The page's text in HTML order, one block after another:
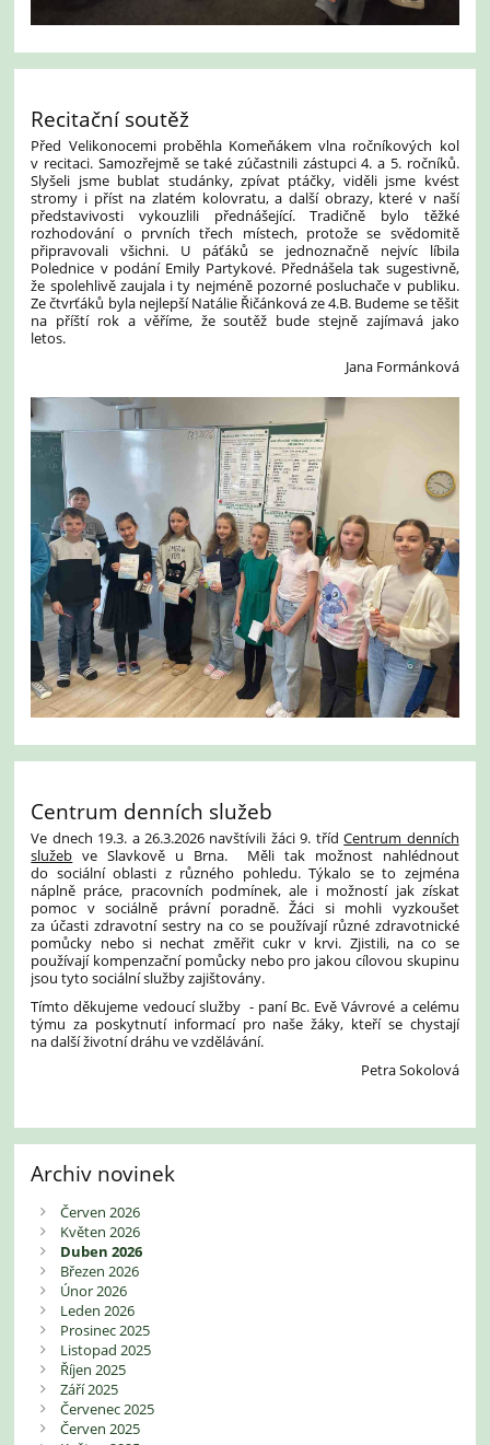
Recitační soutěž
Před Velikonocemi proběhla Komeňákem vlna ročníkových kol
v recitaci. Samozřejmě se také zúčastnili zástupci 4. a 5. ročníků.
Slyšeli jsme bublat studánky, zpívat ptáčky, viděli jsme kvést
stromy i příst na zlatém kolovratu, a další obrazy, které v naší
představivosti vykouzlili přednášející. Tradičně bylo těžké
rozhodování o prvních třech místech, protože se svědomitě
připravovali všichni. U páťáků se jednoznačně nejvíc líbila
Polednice v podání Emily Partykové. Přednášela tak sugestivně,
že spolehlivě zaujala i ty nejméně pozorné posluchače v publiku.
Ze čtvrťáků byla nejlepší Natálie Řičánková ze 4.B. Budeme se těšit
na příští rok a věříme, že soutěž bude stejně zajímavá jako
letos.
Jana Formánková
Centrum denních služeb
Ve dnech 19.3. a 26.3.2026 navštívili žáci 9. třídCentrum denních
služeb ve Slavkově u Brna. Měli tak možnost nahlédnout
do sociální oblasti z různého pohledu. Týkalo se to zejména
náplně práce, pracovních podmínek, ale i možností jak získat
pomoc v sociálně právní poradně. Žáci si mohli vyzkoušet
za účasti zdravotní sestry na co se používají různé zdravotnické
pomůcky nebo si nechat změřit cukr v krvi. Zjistili, na co se
používají kompenzační pomůcky nebo pro jakou cílovou skupinu
jsou tyto sociální služby zajištovány.
Tímto děkujeme vedoucí služby - paní Bc. Evě Vávrové a celému
týmu za poskytnutí informací pro naše žáky, kteří se chystají
na další životní dráhu ve vzdělávání.
Petra Sokolová
Archiv novinek
Červen 2026
Květen 2026
Duben 2026
Březen 2026
Únor 2026
Leden 2026
Prosinec 2025
Listopad 2025
Říjen 2025
Září 2025
Červenec 2025
Červen 2025